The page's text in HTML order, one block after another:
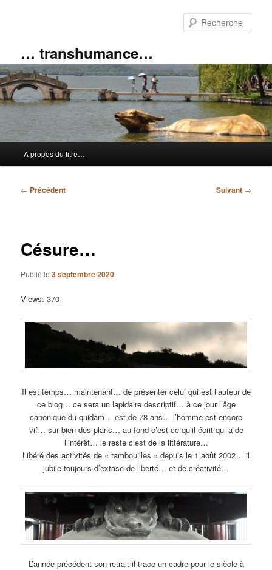
… transhumance…
principal
A propos du titre…
Navigation
← Précédent Suivant →
Césure…
Publié le3 septembre 2020
Views: 370
Il est temps… maintenant… de présenter celui qui est l’auteur de
ce blog… ce sera un lapidaire descriptif… à ce jour l’âge
canonique du quidam… est de 78 ans… l’homme est encore
vif… sur bien des plans… au fond c’est ce qu’il écrit qui a de
l’intérêt… le reste c’est de la littérature…
Libéré des activités de « tambouilles » depuis le 1 août 2002… il
jubile toujours d’extase de liberté… et de créativité…
L’année précédent son retrait il trace un cadre pour le siècle à